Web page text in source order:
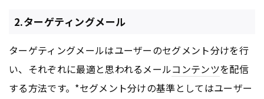
2.ターゲティングメール
ターゲティングメールはユーザーのセグメント分けを行
い、それぞれに最適と思われるメールコンテンツを配信
する方法です。*セグメント分けの基準としてはユーザー